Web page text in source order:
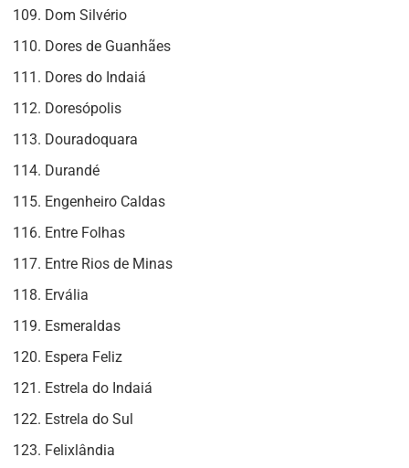
Dom Silvério
Dores de Guanhães
Dores do Indaiá
Doresópolis
Douradoquara
Durandé
Engenheiro Caldas
Entre Folhas
Entre Rios de Minas
Ervália
Esmeraldas
Espera Feliz
Estrela do Indaiá
Estrela do Sul
Felixlândia